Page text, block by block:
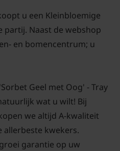
u een Kleinbloemige
Naast de webshop
en bomencentrum; u
Geel met Oog' - Tray
wat u wilt! Bij
we altijd A-kwaliteit
allerbeste kwekers.
garantie op uw